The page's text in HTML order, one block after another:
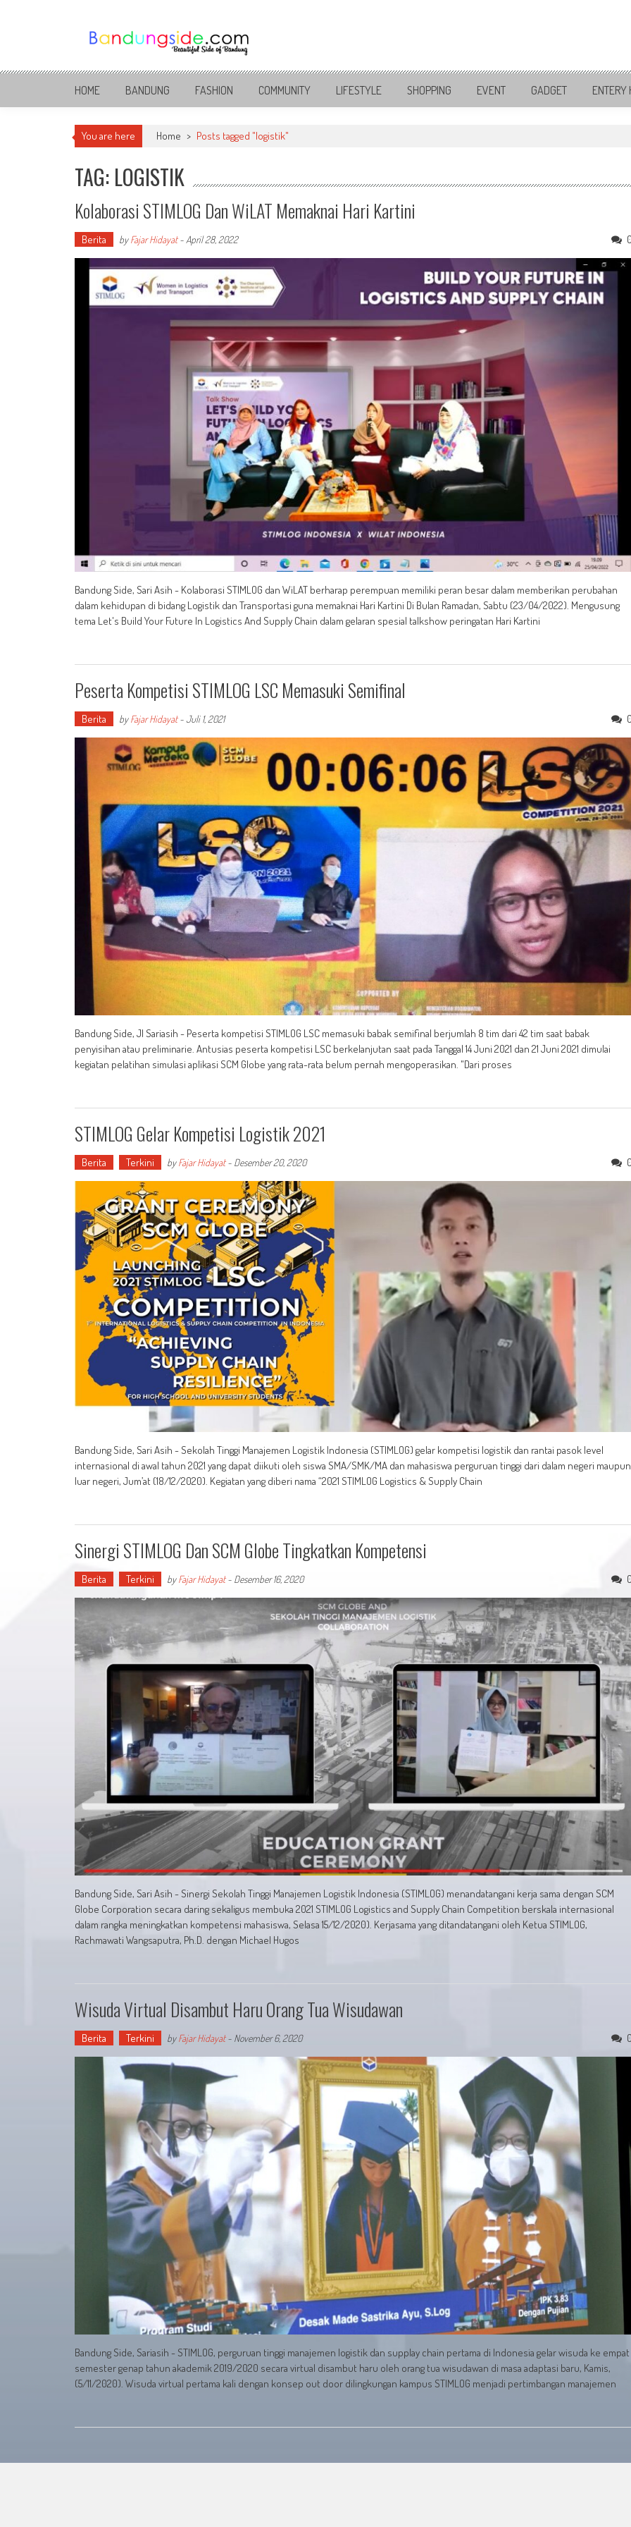
Bandung Side
Sisi Cantik Bandung
HOME BANDUNG FASHION COMMUNITY LIFESTYLE SHOPPING EVENT GADGET ENTERY
You are here Home > Posts tagged "logistik"
TAG: LOGISTIK
Kolaborasi STIMLOG Dan WiLAT Memaknai Hari Kartini
Berita byFajar Hidayat- April 28, 2022
Bandung Side, Sari Asih - Kolaborasi STIMLOG dan WiLAT berharap perempuan memiliki peran besar dalam memberikan perubahan
dalam kehidupan di bidang Logistik dan Transportasi guna memaknai Hari Kartini Di Bulan Ramadan, Sabtu (23/04/2022). Mengusung
tema Let's Build Your Future In Logistics And Supply Chain dalam gelaran spesial talkshow peringatan Hari Kartini
Peserta Kompetisi STIMLOG LSC Memasuki Semifinal
Berita byFajar Hidayat-Juli 1, 2021
Bandung Side, Jl Sariasih - Peserta kompetisi STIMLOG LSC memasuki babak semifinal berjumlah 8 tim dari 42 tim saat babak
penyisihan atau preliminarie. Antusias peserta kompetisi LSC berkelanjutan saat pada Tanggal 14 Juni 2021 dan 21 Juni 2021 dimulai
kegiatan pelatihan simulasi aplikasi SCM Globe yang rata-rata belum pernah mengoperasikan. "Dari proses
STIMLOG Gelar Kompetisi Logistik 2021
Berita Terkini byFajar Hidayat- Desember 20, 2020
Bandung Side, Sari Asih - Sekolah Tinggi Manajemen Logistik Indonesia (STIMLOG) gelar kompetisi logistik dan rantai pasok level
internasional di awal tahun 2021 yang dapat diikuti oleh siswa SMA/SMK/MA dan mahasiswa perguruan tinggi dari dalam negeri maupun
luar negeri, Jum’at (18/12/2020). Kegiatan yang diberi nama “2021 STIMLOG Logistics & Supply Chain
Sinergi STIMLOG Dan SCM Globe Tingkatkan Kompetensi
Berita Terkini byFajar Hidayat- Desember 16, 2020
Bandung Side, Sari Asih - Sinergi Sekolah Tinggi Manajemen Logistik Indonesia (STIMLOG) menandatangani kerja sama dengan SCM
Globe Corporation secara daring sekaligus membuka 2021 STIMLOG Logistics and Supply Chain Competition berskala internasional
dalam rangka meningkatkan kompetensi mahasiswa, Selasa 15/12/2020). Kerjasama yang ditandatangani oleh Ketua STIMLOG,
Rachmawati Wangsaputra, Ph.D. dengan Michael Hugos
Wisuda Virtual Disambut Haru Orang Tua Wisudawan
Berita Terkini byFajar Hidayat- November 6, 2020
Bandung Side, Sariasih - STIMLOG, perguruan tinggi manajemen logistik dan supplay chain pertama di Indonesia gelar wisuda ke empat
semester genap tahun akademik 2019/2020 secara virtual disambut haru oleh orang tua wisudawan di masa adaptasi baru, Kamis,
(5/11/2020). Wisuda virtual pertama kali dengan konsep out door dilingkungan kampus STIMLOG menjadi pertimbangan manajemen